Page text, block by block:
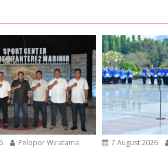
Pelopor Wiratama 7 August 2026